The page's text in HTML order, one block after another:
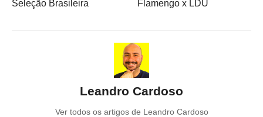
Seleção Brasileira
Flamengo x LDU
Leandro Cardoso
Ver todos os artigos de Leandro Cardoso